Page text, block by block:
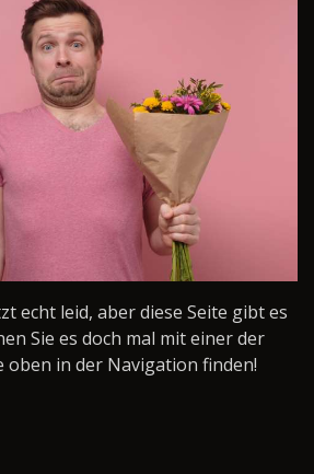
echt leid, aber diese Seite gibt es
Sie es doch mal mit einer der
oben in der Navigation finden!